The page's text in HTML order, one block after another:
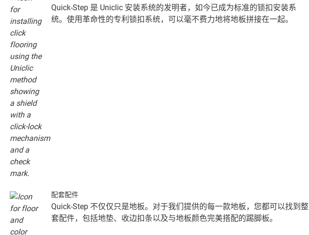
Quick-Step 是 Uniclic 安装系统的发明者，如今已成为标准的锁扣安装系
统。使用革命性的专利锁扣系统，可以毫不费力地将地板拼接在一起。
配套配件
Quick-Step 不仅仅只是地板。对于我们提供的每一款地板，您都可以找到整
套配件，包括地垫、收边扣条以及与地板颜色完美搭配的踢脚板。